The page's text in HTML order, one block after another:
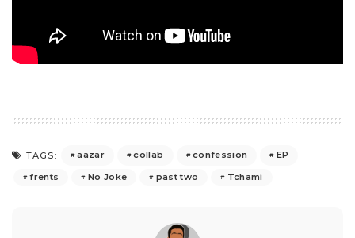
TAGS: aazar collab confession
EP
frents
No Joke past two Tchami